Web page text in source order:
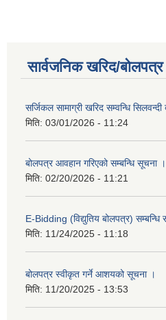
सार्वजनिक खरिद/
सर्जिकल सामाग्री खरिद सम्वन्धि
मिति: 03/01/2026 - 11:24
बोलपत्र आवहान गरिएको सम्बन्धि सूचना ।
मिति: 02/20/2026 - 11:21
E-Bidding (विद्युतिय बोलपत्र) सम्बन्धि
मिति: 11/24/2025 - 11:18
बोलपत्र स्वीकृत गर्ने आशयको सूचना ।
मिति: 11/20/2025 - 13:53